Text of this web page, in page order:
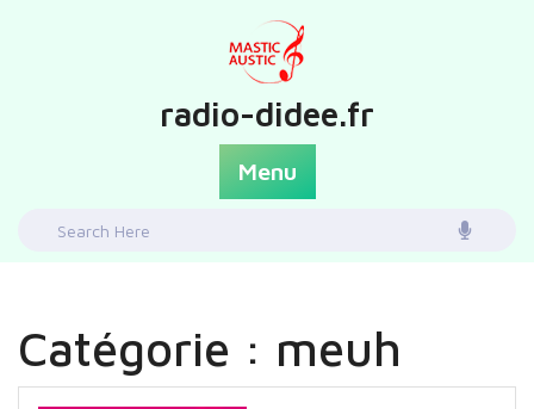
radio-didee.fr
Menu
Search
Catégorie : meuh